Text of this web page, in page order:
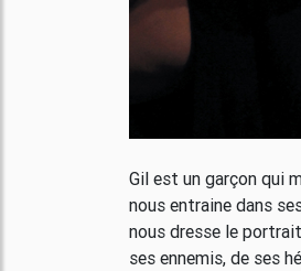
Gil est un garçon qui
nous entraine dans
nous dresse le
ses ennemis, de ses